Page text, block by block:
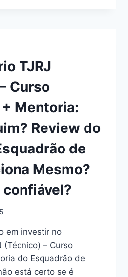
TJRJ
Curso
Mentoria:
Review do
de
Mesmo?
em investir no
(Técnico) – Curso
do Esquadrão de
está certo se é